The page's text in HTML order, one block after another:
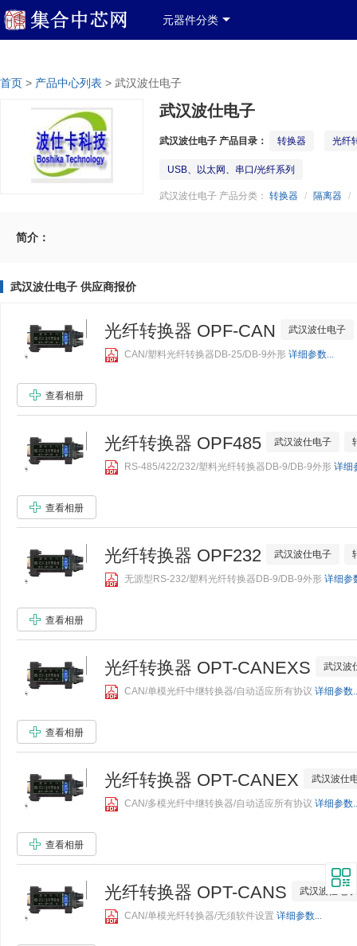
元器件分类
产品分类 产品列表 中文简体 登录 免费注册
首页 > 产品中心列表 > 武汉波仕电子
武汉波仕电子
武汉波仕电子 产品目录： 转换器 光纤
USB、以太网、串口/光纤系列
武汉波仕电子 产品分类： 转换器 / 隔离器 /
简介：
武汉波仕电子 供应商报价
查看相册
光纤转换器 OPF-CAN 武汉波仕电子
CAN/塑料光纤转换器DB-25/DB-9外形 详细参数...
查看相册
光纤转换器 OPF485 武汉波仕电子
RS-485/422/232/塑料光纤转换器DB-9/DB-9外形 详细
查看相册
光纤转换器 OPF232 武汉波仕电子
无源型RS-232/塑料光纤转换器DB-9/DB-9外形 详细参
查看相册
光纤转换器 OPT-CANEXS 武汉波
CAN/单模光纤中继转换器/自动适应所有协议 详细参数
查看相册
光纤转换器 OPT-CANEX 武汉波仕
CAN/多模光纤中继转换器/自动适应所有协议 详细参数
光纤转换器 OPT-CANS 武汉波仕电子
CAN/单模光纤转换器/无须软件设置 详细参数...